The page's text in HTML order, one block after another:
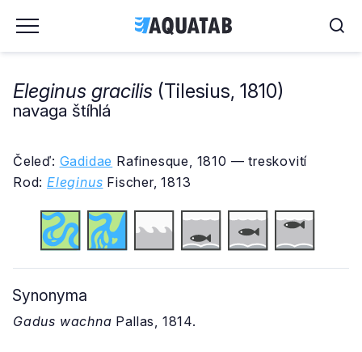
Eleginus gracilis (Tilesius, 1810)
navaga štíhlá
Čeleď: Gadidae Rafinesque, 1810 — treskovití
Rod: Eleginus Fischer, 1813
Synonyma
Gadus wachna Pallas, 1814.